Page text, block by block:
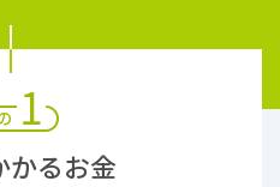
かるお金